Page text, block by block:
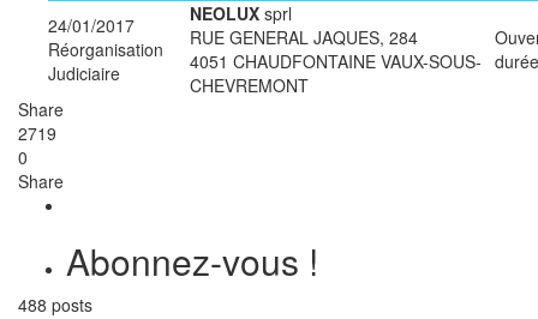
24/01/2017
Réorganisation
Judiciaire
NEOLUX sprl
RUE GENERAL JAQUES, 284
4051 CHAUDFONTAINE VAUX-SOUS-
CHEVREMONT
Share
2719
0
Share
Abonnez-vous !
488 posts